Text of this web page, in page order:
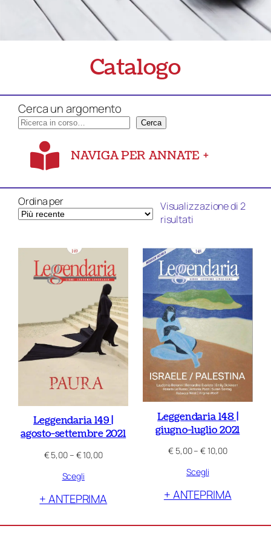
Catalogo
Cerca un argomento
Cerca
NAVIGA PER ANNATE +
Ordina per
Visualizzazione di 2
risultatiOrdina
base
al
più
recente
Leggendaria 149 |
agosto-settembre 2021
€5,00– €10,00Fascia
€ 5,00
€ 10,00
Scegli
+ ANTEPRIMA
Leggendaria 148 |
giugno-luglio 2021
€5,00– €10,00Fascia
€ 5,00
Scegli
+ ANTEPRIMA